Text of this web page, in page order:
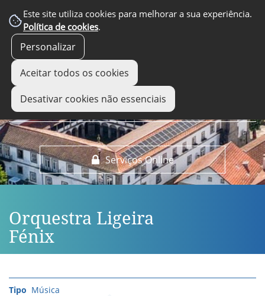
Este site utiliza cookies para melhorar a sua experiência.
Política de cookies.
Personalizar
Aceitar todos os cookies
Desativar cookies não essenciais
Serviços Online
EM DESTAQUE
Orquestra Ligeira
Fénix
Música